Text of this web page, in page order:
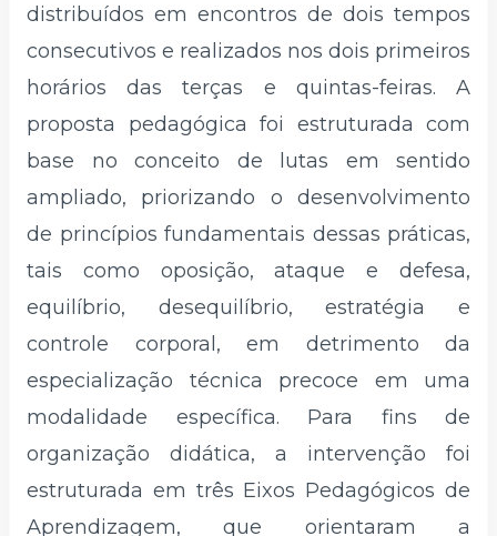
distribuídos em encontros de dois tempos
consecutivos e realizados nos dois primeiros
horários das terças e quintas-feiras. A
proposta pedagógica foi estruturada com
base no conceito de lutas em sentido
ampliado, priorizando o desenvolvimento
de princípios fundamentais dessas práticas,
tais como oposição, ataque e defesa,
equilíbrio, desequilíbrio, estratégia e
controle corporal, em detrimento da
especialização técnica precoce em uma
modalidade específica. Para fins de
organização didática, a intervenção foi
estruturada em três Eixos Pedagógicos de
Aprendizagem, que orientaram a